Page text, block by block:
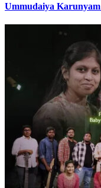
Ummudaiya